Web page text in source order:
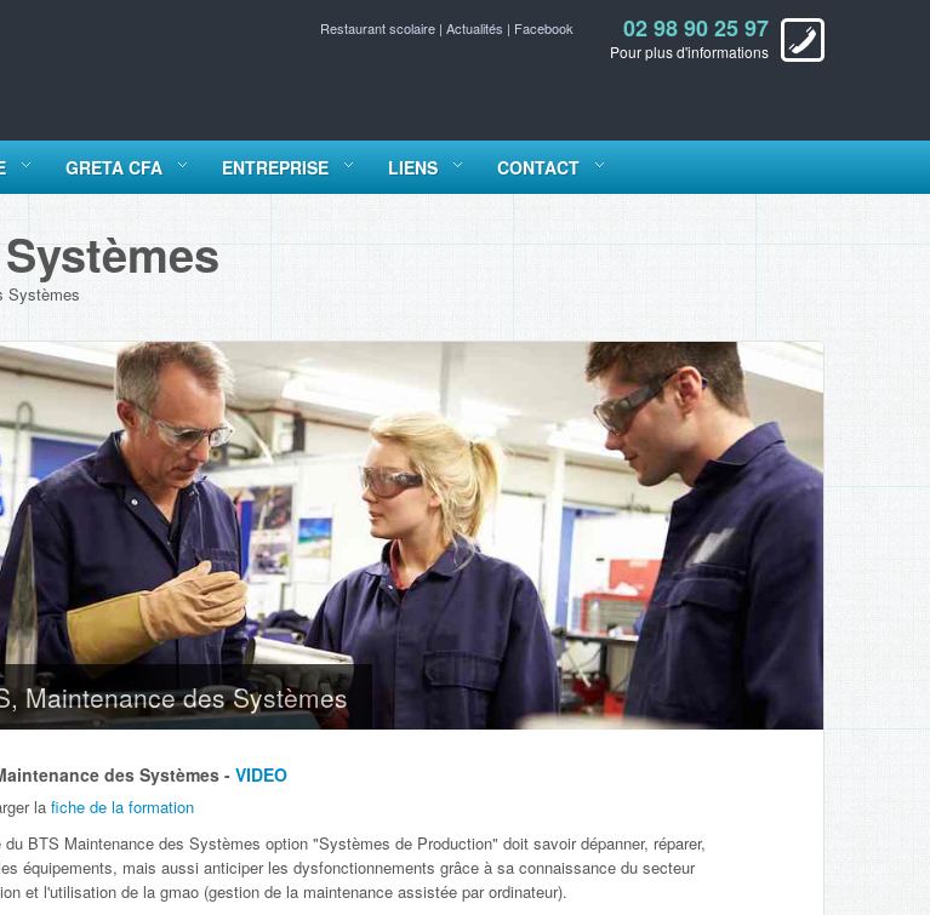
02 98 90 25 97
Pour plus d'informations
Restaurant scolaire | Actualités | Facebook
GRETA CFA ENTREPRISE LIENS CONTACT
Systèmes
Maintenance des Systèmes
des Systèmes -VIDEO
lafiche de la formation
du BTS Maintenance des Systèmes option "Systèmes de Production" doit savoir dépanner, réparer,
équipements, mais aussi anticiper les dysfonctionnements grâce à sa connaissance du secteur
et l'utilisation de la gmao (gestion de la maintenance assistée par ordinateur).